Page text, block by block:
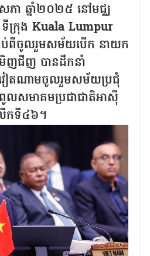
ភា ឆ្នាំ២០២៥ នៅមជ្ឈ
ក្រុង Kuala Lumpur
ប់ពីចូលរួមសម័យបើក នាយក
មិញជីញ បានដឹកនាំ
ៀតណាមចូលរួមសម័យប្រជុំ
ពូលសមាគមប្រជាជាតិអាស៊ី
ើកទី៤៦។